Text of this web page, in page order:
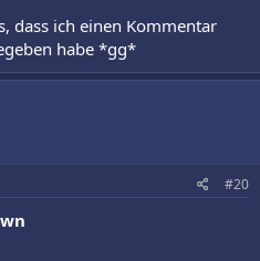
dass ich einen Kommentar
habe *gg*
#20